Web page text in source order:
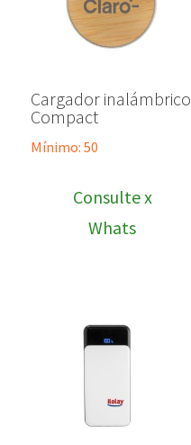
Cargador inalámbrico
Compact
Mínimo: 50
Consulte x
Whats